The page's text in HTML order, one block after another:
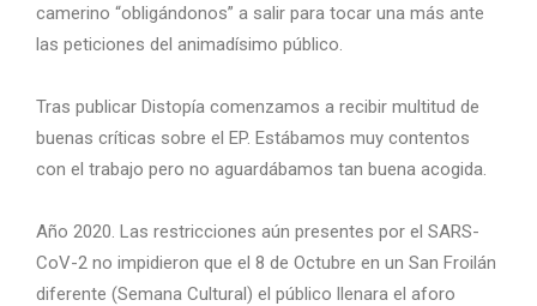
camerino “obligándonos” a salir para tocar una más ante
las peticiones del animadísimo público.
Tras publicar Distopía comenzamos a recibir multitud de
buenas críticas sobre el EP. Estábamos muy contentos
con el trabajo pero no aguardábamos tan buena acogida.
Año 2020. Las restricciones aún presentes por el SARS-
CoV-2 no impidieron que el 8 de Octubre en un San Froilán
diferente (Semana Cultural) el público llenara el aforo